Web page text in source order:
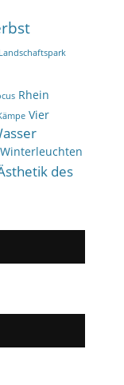
Landschaftspark
Rhein
Vier
Winterleuchten
des